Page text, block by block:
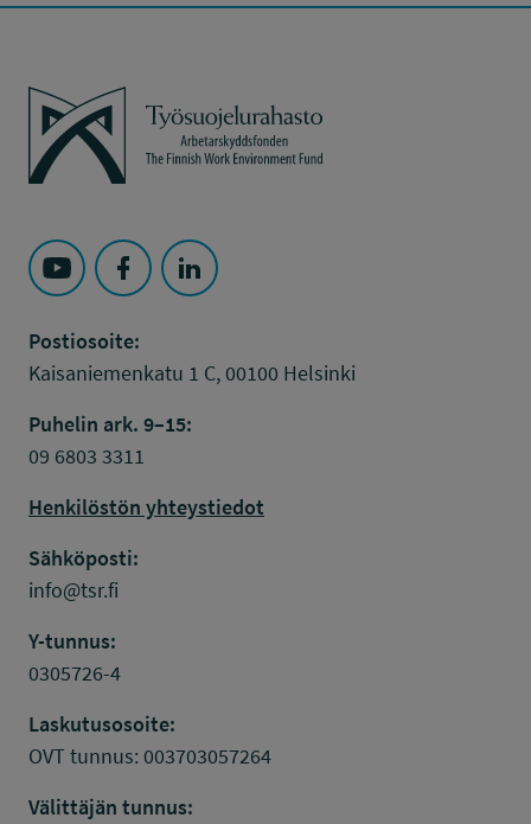
Työsuojelurahasto
Seuraa Työsuojelurahasto kohteessa: YouTube
Seuraa Työsuojelurahasto kohteessa:
Seuraa Työsuojelurahasto kohteessa:
Postiosoite:
Kaisaniemenkatu 1 C, 00100 Helsinki
Puhelin ark. 9–15:
09 6803 3311
Henkilöstön yhteystiedot
Sähköposti:
info@tsr.fi
Y-tunnus:
0305726-4
Laskutusosoite:
OVT tunnus: 003703057264
Välittäjän tunnus: